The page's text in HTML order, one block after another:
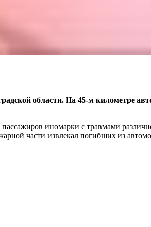
области. На 45-м километре
иномарки с травмами
части извлекал погибших из